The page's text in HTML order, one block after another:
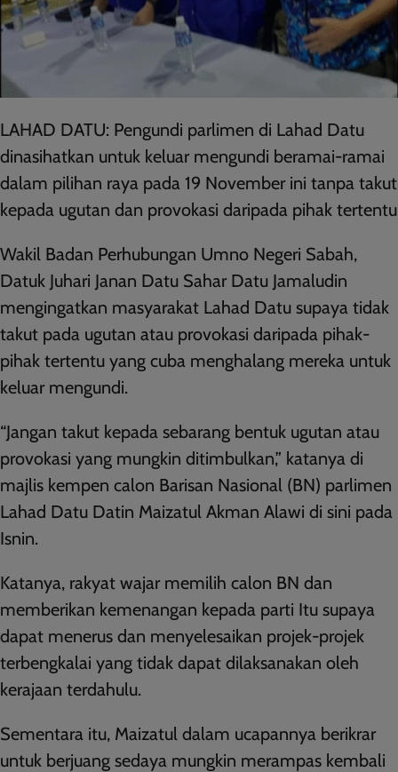
LAHAD DATU: Pengundi parlimen di Lahad Datu
dinasihatkan untuk keluar mengundi beramai-ramai
dalam pilihan raya pada 19 November ini tanpa takut
kepada ugutan dan provokasi daripada pihak tertentu
Wakil Badan Perhubungan Umno Negeri Sabah,
Datuk Juhari Janan Datu Sahar Datu Jamaludin
mengingatkan masyarakat Lahad Datu supaya tidak
takut pada ugutan atau provokasi daripada pihak-
pihak tertentu yang cuba menghalang mereka untuk
keluar mengundi.
“Jangan takut kepada sebarang bentuk ugutan atau
provokasi yang mungkin ditimbulkan,” katanya di
majlis kempen calon Barisan Nasional (BN) parlimen
Lahad Datu Datin Maizatul Akman Alawi di sini pada
Isnin.
Katanya, rakyat wajar memilih calon BN dan
memberikan kemenangan kepada parti Itu supaya
dapat menerus dan menyelesaikan projek-projek
terbengkalai yang tidak dapat dilaksanakan oleh
kerajaan terdahulu.
Sementara itu, Maizatul dalam ucapannya berikrar
untuk berjuang sedaya mungkin merampas kembali